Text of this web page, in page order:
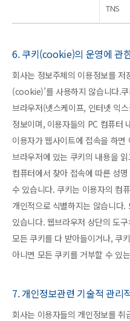
TNS
6. 쿠키(cookie)의 운영에 관
회사는 정보주체의 이용정보를 저
(cookie)’를 사용하지 않습니다.
브라우저(넷스케이프, 인터넷 익
정보이며, 이용자들의 PC 컴퓨터
이용자가 웹사이트에 접속을 하면
브라우저에 있는 쿠키의 내용을
컴퓨터에서 찾아 접속에 따른 성
수 있습니다. 쿠키는 이용자의 컴
개인적으로 식별하지는 않습니다
있습니다. 웹브라우저 상단의 도
모든 쿠키를 다 받아들이거나, 쿠
아니면 모든 쿠키를 거부할 수 있
7. 개인정보관련 기술적 관리
회사는 이용자들의 개인정보를